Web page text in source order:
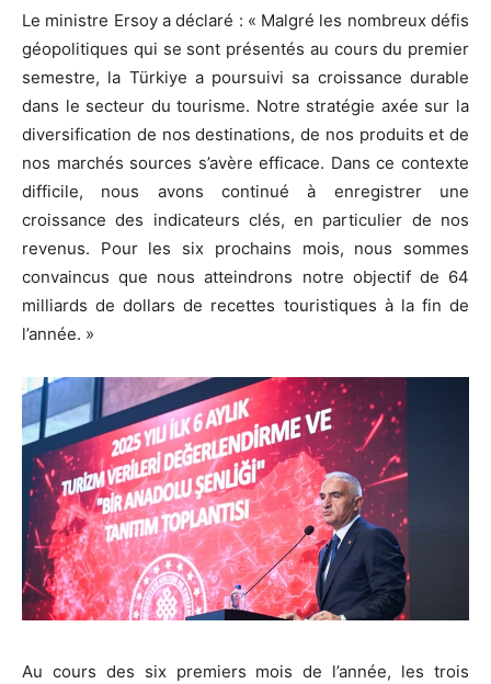
Le ministre Ersoy a déclaré : « Malgré les nombreux défis
géopolitiques qui se sont présentés au cours du premier
semestre, la Türkiye a poursuivi sa croissance durable
dans le secteur du tourisme. Notre stratégie axée sur la
diversification de nos destinations, de nos produits et de
nos marchés sources s’avère efficace. Dans ce contexte
difficile, nous avons continué à enregistrer une
croissance des indicateurs clés, en particulier de nos
revenus. Pour les six prochains mois, nous sommes
convaincus que nous atteindrons notre objectif de 64
milliards de dollars de recettes touristiques à la fin de
l’année. »
Au cours des six premiers mois de l’année, les trois